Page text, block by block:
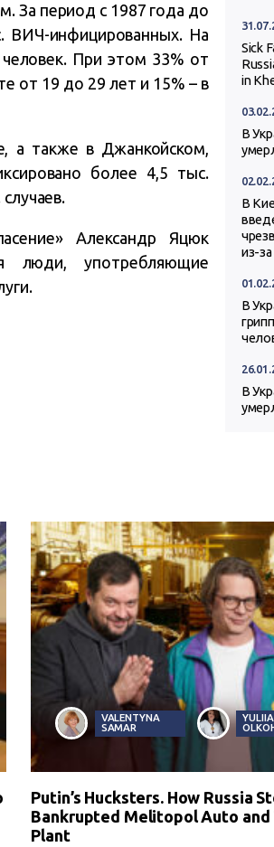
За период с 1987 года до
ВИЧ-инфицированных. На
человек. При этом 33% от
от 19 до 29 лет и 15% – в
а также в Джанкойском,
более 4,5 тыс.
Александр Яцюк
люди, употребляющие
Sick
in
В
В
из-
В
В
VALENTYNA
SAMAR
YULIIA
Putin’s Hucksters. How Russia
Bankrupted Melitopol Auto and
Plant